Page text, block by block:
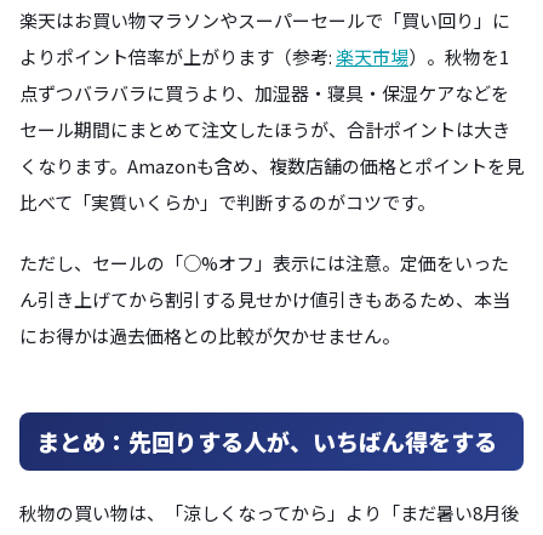
楽天はお買い物マラソンやスーパーセールで「買い回り」に
よりポイント倍率が上がります（参考:楽天市場）。秋物を1
点ずつバラバラに買うより、加湿器・寝具・保湿ケアなどを
セール期間にまとめて注文したほうが、合計ポイントは大き
くなります。Amazonも含め、複数店舗の価格とポイントを見
比べて「実質いくらか」で判断するのがコツです。
ただし、セールの「○%オフ」表示には注意。定価をいった
ん引き上げてから割引する見せかけ値引きもあるため、本当
にお得かは過去価格との比較が欠かせません。
まとめ：先回りする人が、いちばん得をする
秋物の買い物は、「涼しくなってから」より「まだ暑い8月後